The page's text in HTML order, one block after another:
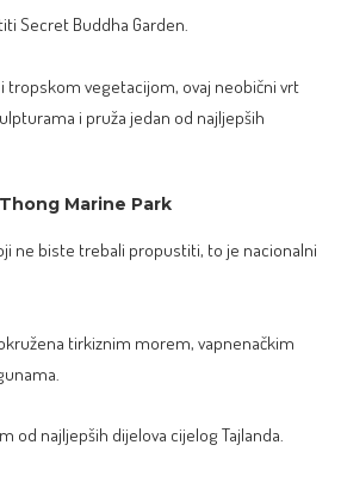
Secret Buddha Garden.
tropskom vegetacijom, ovaj neobični vrt
i pruža jedan od najljepših
Marine Park
ne biste trebali propustiti, to je nacionalni
tirkiznim morem, vapnenačkim
od najljepših dijelova cijelog Tajlanda.